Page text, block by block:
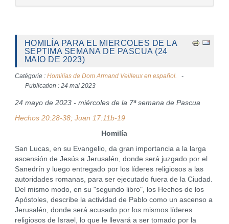
HOMILÍA PARA EL MIERCOLES DE LA
SEPTIMA SEMANA DE PASCUA (24
MAIO DE 2023)
Catégorie : Homilías de Dom Armand Veilleux en español.
Publication : 24 mai 2023
24 mayo de 2023 - miércoles de la 7ª semana de Pascua
Hechos 20:28-38; Juan 17:11b-19
Homilía
San Lucas, en su Evangelio, da gran importancia a la larga
ascensión de Jesús a Jerusalén, donde será juzgado por el
Sanedrín y luego entregado por los líderes religiosos a las
autoridades romanas, para ser ejecutado fuera de la Ciudad.
Del mismo modo, en su "segundo libro", los Hechos de los
Apóstoles, describe la actividad de Pablo como un ascenso a
Jerusalén, donde será acusado por los mismos líderes
religiosos de Israel, lo que le llevará a ser tomado por la